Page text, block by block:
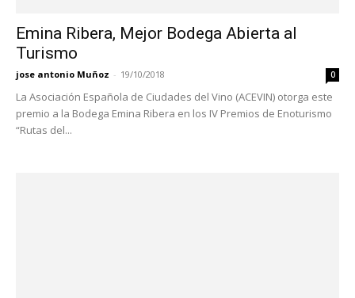
Emina Ribera, Mejor Bodega Abierta al
Turismo
jose antonio Muñoz - 19/10/2018 0
La Asociación Española de Ciudades del Vino (ACEVIN) otorga este
premio a la Bodega Emina Ribera en los IV Premios de Enoturismo
“Rutas del...